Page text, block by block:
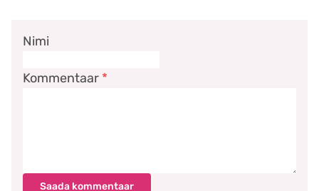
Kommentaar *
Nimi
Saada kommentaar